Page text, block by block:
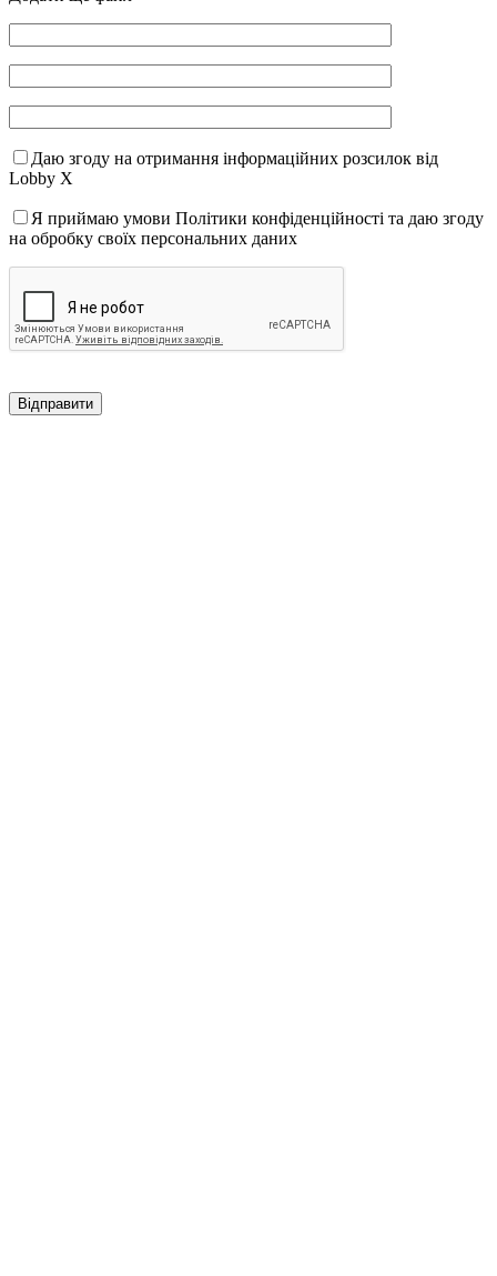
Даю згоду на отримання інформаційних розсилок від
Lobby X
Я приймаю умови Політики конфіденційності та даю згоду
на обробку своїх персональних даних